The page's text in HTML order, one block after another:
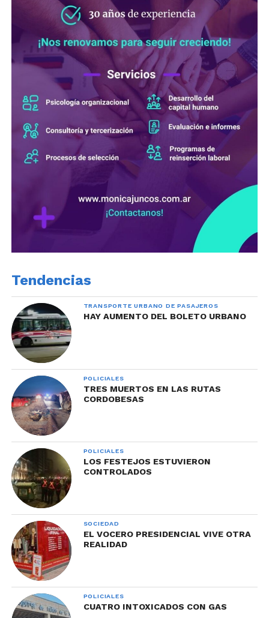
Tendencias
TRANSPORTE URBANO DE PASAJEROS
HAY AUMENTO DEL BOLETO URBANO
POLICIALES
TRES MUERTOS EN LAS RUTAS
CORDOBESAS
POLICIALES
LOS FESTEJOS ESTUVIERON
CONTROLADOS
SOCIEDAD
EL VOCERO PRESIDENCIAL VIVE OTRA
REALIDAD
POLICIALES
CUATRO INTOXICADOS CON GAS